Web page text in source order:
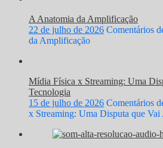
A Anatomia da Amplificação
22 de julho de 2026 Comentários
da Amplificação
Mídia Física x Streaming: Uma
Tecnologia
15 de julho de 2026 Comentários
x Streaming: Uma Disputa que